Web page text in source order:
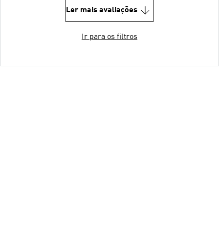
Ler mais avaliações
Ir para os filtros